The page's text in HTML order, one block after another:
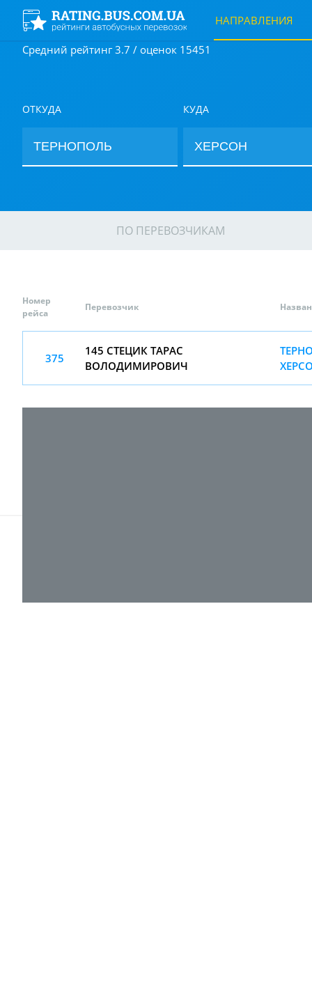
НАПРАВЛЕНИЯ
Средний рейтинг 3.7 / оценок 15451
ОТКУДА КУДА
ПО ПЕРЕВОЗЧИКАМ
Номер
рейса
Перевозчик
375
145 СТЕЦИК ТАРАС
ВОЛОДИМИРОВИЧ